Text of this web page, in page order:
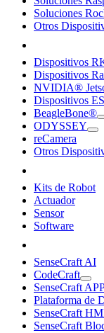
Soluciones
Otros
Dispositivos
Dispositivos
NVIDIA®
Dispositivos
BeagleBone®
ODYSSEY
reCamera
Otros
Kits de Robot
Actuador
Sensor
Software
SenseCraft AI
CodeCraft
SenseCraft
Plataforma de
SenseCraft
SenseCraft